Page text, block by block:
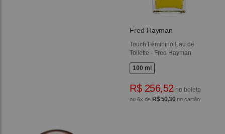
Fred Hayman
Touch Feminino Eau de
Toilette - Fred Hayman
100 ml
R$ 256,52 no boleto
ou 6x de R$ 50,30 no cartão